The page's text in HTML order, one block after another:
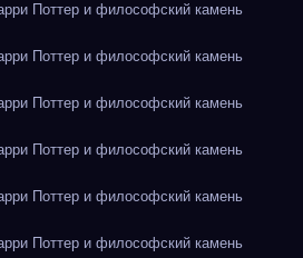
Поттер и философский камень
Поттер и философский камень
Поттер и философский камень
Поттер и философский камень
Поттер и философский камень
Поттер и философский камень